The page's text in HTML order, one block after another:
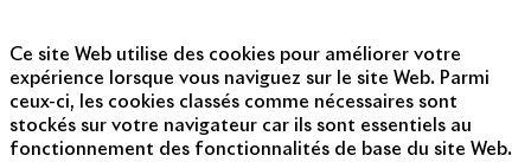
Ce site Web utilise des cookies pour améliorer votre
expérience lorsque vous naviguez sur le site Web. Parmi
ceux-ci, les cookies classés comme nécessaires sont
stockés sur votre navigateur car ils sont essentiels au
fonctionnement des fonctionnalités de base du site Web.